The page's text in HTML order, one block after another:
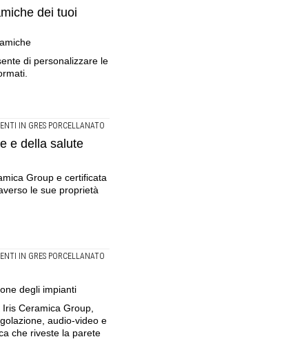
dei tuoi
di personalizzare le
IN GRES PORCELLANATO
e della salute
Group e certificata
le sue proprietà
IN GRES PORCELLANATO
degli impianti
Ceramica Group,
audio-video e
che riveste la parete